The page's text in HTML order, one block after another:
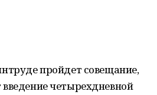
пройдет совещание,
четырехдневной